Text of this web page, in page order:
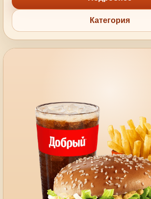
Категория